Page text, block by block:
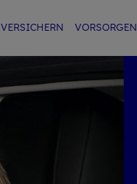
VER­SI­CHERN VOR­SOR­GEN